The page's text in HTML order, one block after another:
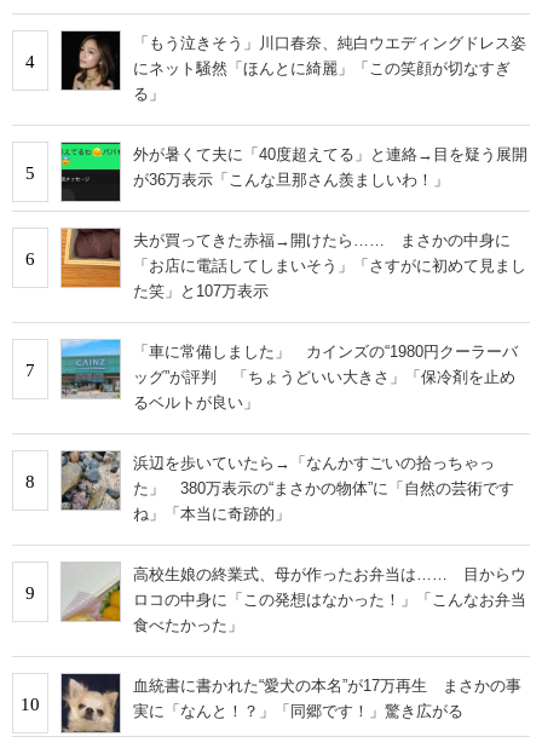
4
「もう泣きそう」川口春奈、純白ウエディングドレス姿
にネット騒然「ほんとに綺麗」「この笑顔が切なすぎ
る」
5
外が暑くて夫に「40度超えてる」と連絡→目を疑う展開
が36万表示「こんな旦那さん羨ましいわ！」
6
夫が買ってきた赤福→開けたら…… まさかの中身に
「お店に電話してしまいそう」「さすがに初めて見まし
た笑」と107万表示
7
「車に常備しました」 カインズの“1980円クーラーバ
ッグ”が評判 「ちょうどいい大きさ」「保冷剤を止め
るベルトが良い」
8
浜辺を歩いていたら→「なんかすごいの拾っちゃっ
た」 380万表示の“まさかの物体”に「自然の芸術です
ね」「本当に奇跡的」
9
高校生娘の終業式、母が作ったお弁当は…… 目からウ
ロコの中身に「この発想はなかった！」「こんなお弁当
食べたかった」
10
血統書に書かれた“愛犬の本名”が17万再生 まさかの事
実に「なんと！？」「同郷です！」驚き広がる